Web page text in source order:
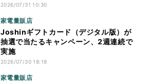
2026/07/31 10:30
家電量販店
Joshinギフトカード（デジタル版）が
抽選で当たるキャンペーン、2週連続で
実施
2026/07/30 18:18
家電量販店